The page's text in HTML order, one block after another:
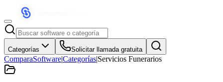
Categorías Solicitar llamada gratuita
ComparaSoftware|Categorías|Servicios Funerarios